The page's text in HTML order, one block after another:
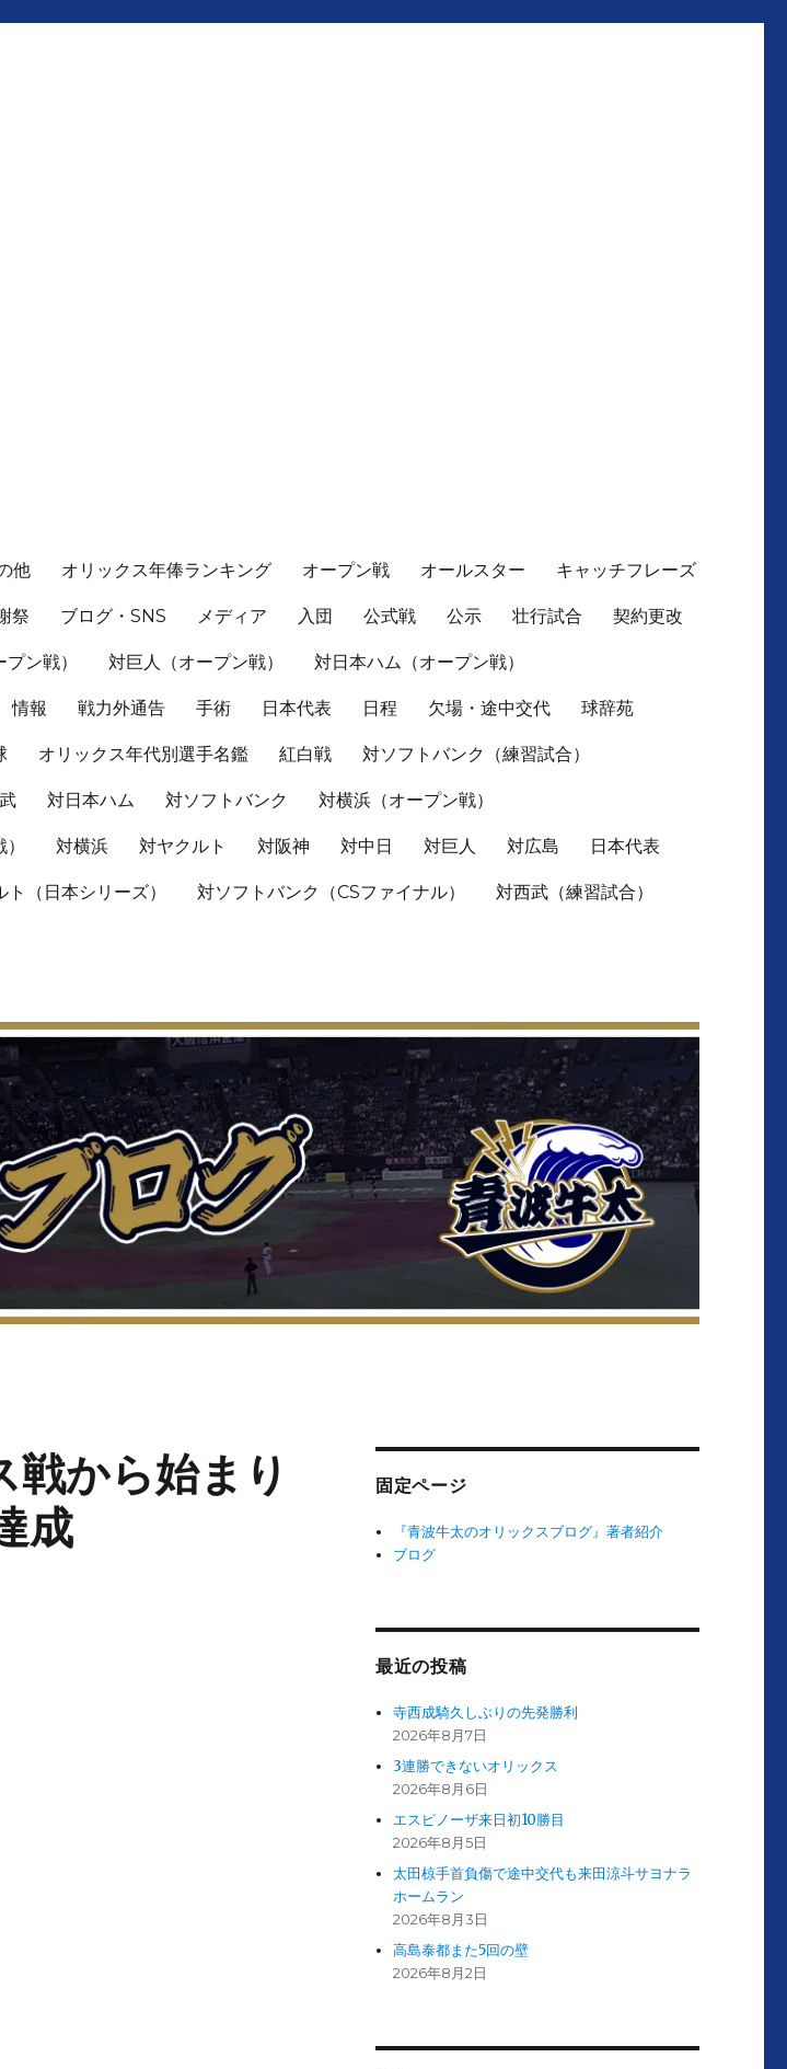
他 オリックス年俸ランキング オープン戦 オールスター キャッチフレーズ
祭 ブログ・SNS メディア 入団 公式戦 公示 壮行試合 契約更改
ン戦） 対巨人（オープン戦） 対日本ハム（オープン戦）
情報 戦力外通告 手術 日本代表 日程 欠場・途中交代 球辞苑
オリックス年代別選手名鑑 紅白戦 対ソフトバンク（練習試合）
対日本ハム 対ソフトバンク 対横浜（オープン戦）
対横浜 対ヤクルト 対阪神 対中日 対巨人 対広島 日本代表
ト（日本シリーズ） 対ソフトバンク（CSファイナル） 対西武（練習試合）
から始まり
成
固定ページ
『青波牛太のオリックスブログ』著者紹介
ブログ
最近の投稿
寺西成騎久しぶりの先発勝利
2026年8月7日
3連勝できないオリックス
2026年8月6日
エスピノーザ来日初10勝目
2026年8月5日
太田椋手首負傷で途中交代も来田涼斗サヨナラ
ホームラン
2026年8月3日
高島泰都また5回の壁
2026年8月2日